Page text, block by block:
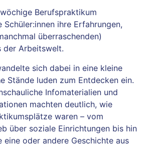
Berufspraktikum
ihre Erfahrungen,
überraschenden)
der Arbeitswelt.
sich dabei in eine kleine
Stände luden zum Entdecken ein.
Infomaterialien und
machten deutlich, wie
waren – vom
über soziale Einrichtungen bis hin
oder andere Geschichte aus